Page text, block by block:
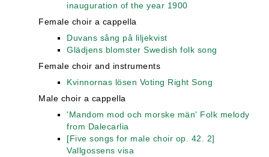
inauguration of the year 1900
Female choir a cappella
Duvans sång på liljekvist
Glädjens blomster Swedish folk song
Female choir and instruments
Kvinnornas lösen Voting Right Song
Male choir a cappella
'Mandom mod och morske män' Folk melody
from Dalecarlia
[Five songs for male choir op. 42. 2]
Vallgossens visa